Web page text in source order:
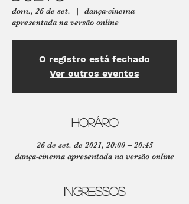
dom., 26 de set.
  |
dança-cinema
apresentada na versão online
O registro está fechado
Ver outros eventos
Horário
26 de set. de 2021, 20:00 – 20:45
dança-cinema apresentada na versão online
Ingressos